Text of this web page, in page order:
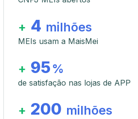
+ 4 milhões
MEIs usam a MaisMei
+ 95 %
de satisfação nas lojas de APP
+ 200 milhões